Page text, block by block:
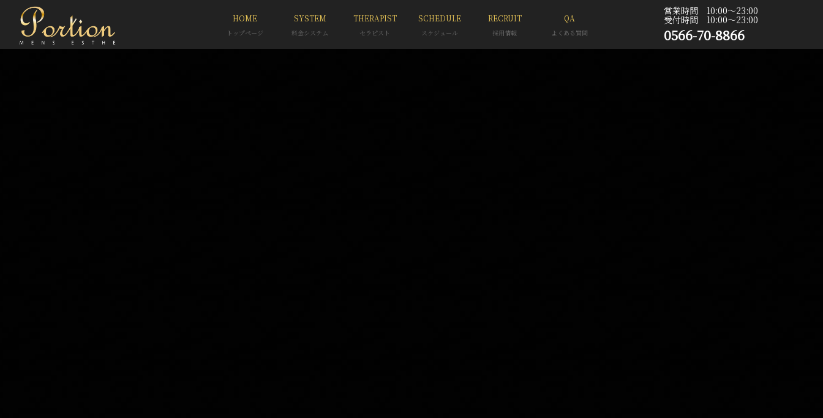
HOME
トップページ
SYSTEM
料金システム
THERAPIST
セラピスト
SCHEDULE
スケジュール
RECRUIT
採用情報
QA
よくある質問
営業時間 10:00〜23:00
受付時間 10:00〜23:00
0566-70-8866